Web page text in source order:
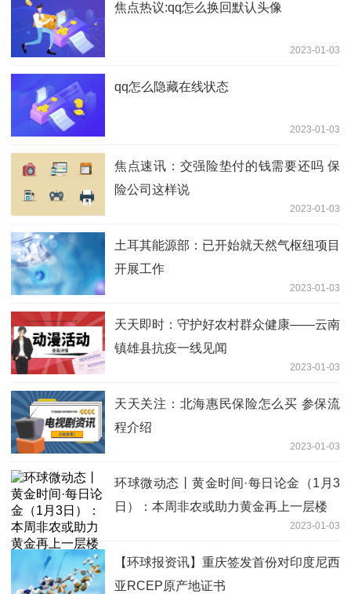
焦点热议:qq怎么换回默认头像
2023-01-03
qq怎么隐藏在线状态
2023-01-03
焦点速讯：交强险垫付的钱需要还吗 保
险公司这样说
2023-01-03
土耳其能源部：已开始就天然气枢纽项目
开展工作
2023-01-03
天天即时：守护好农村群众健康——云南
镇雄县抗疫一线见闻
2023-01-03
天天关注：北海惠民保险怎么买 参保流
程介绍
2023-01-03
环球微动态丨黄金时间·每日论金（1月3
日）：本周非农或助力黄金再上一层楼
2023-01-03
【环球报资讯】重庆签发首份对印度尼西
亚RCEP原产地证书